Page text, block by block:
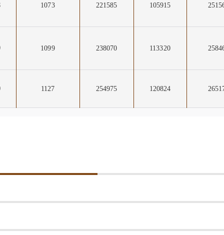
1073 221585 105915
1099 238070 113320
1127 254975 120824